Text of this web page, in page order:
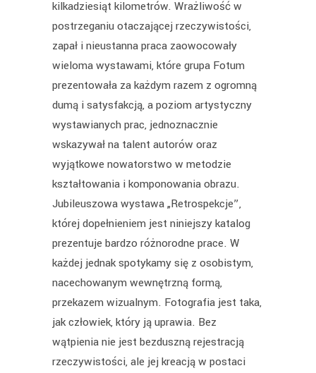
kilkadziesiąt kilometrów. Wrażliwość w
postrzeganiu otaczającej rzeczywistości,
zapał i nieustanna praca zaowocowały
wieloma wystawami, które grupa Fotum
prezentowała za każdym razem z ogromną
dumą i satysfakcją, a poziom artystyczny
wystawianych prac, jednoznacznie
wskazywał na talent autorów oraz
wyjątkowe nowatorstwo w metodzie
kształtowania i komponowania obrazu.
Jubileuszowa wystawa „Retrospekcje”,
której dopełnieniem jest niniejszy katalog
prezentuje bardzo różnorodne prace. W
każdej jednak spotykamy się z osobistym,
nacechowanym wewnętrzną formą,
przekazem wizualnym. Fotografia jest taka,
jak człowiek, który ją uprawia. Bez
wątpienia nie jest bezduszną rejestracją
rzeczywistości, ale jej kreacją w postaci